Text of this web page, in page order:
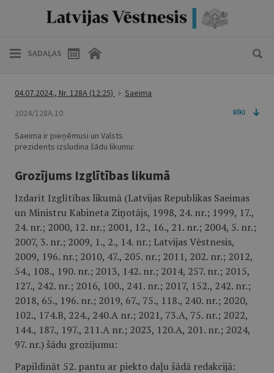
SADAĻAS
04.07.2024., Nr. 128A (12:25)
Saeima
2024/128A.10
RĪKI
Saeima ir pieņēmusi un Valsts
prezidents izsludina šādu likumu:
Grozījums Izglītības likumā
Izdarīt Izglītības likumā (Latvijas Republikas Saeimas
un Ministru Kabineta Ziņotājs, 1998, 24. nr.; 1999, 17.,
24. nr.; 2000, 12. nr.; 2001, 12., 16., 21. nr.; 2004, 5. nr.;
2007, 3. nr.; 2009, 1., 2., 14. nr.; Latvijas Vēstnesis,
2009, 196. nr.; 2010, 47., 205. nr.; 2011, 202. nr.; 2012,
54., 108., 190. nr.; 2013, 142. nr.; 2014, 257. nr.; 2015,
127., 242. nr.; 2016, 100., 241. nr.; 2017, 152., 242. nr.;
2018, 65., 196. nr.; 2019, 67., 75., 118., 240. nr.; 2020,
102., 174.B, 224., 240.A nr.; 2021, 73.A, 75. nr.; 2022,
144., 187., 197., 211.A nr.; 2023, 120.A, 201. nr.; 2024,
97. nr.) šādu grozījumu:
Papildināt 52. pantu ar piekto daļu šādā redakcijā: